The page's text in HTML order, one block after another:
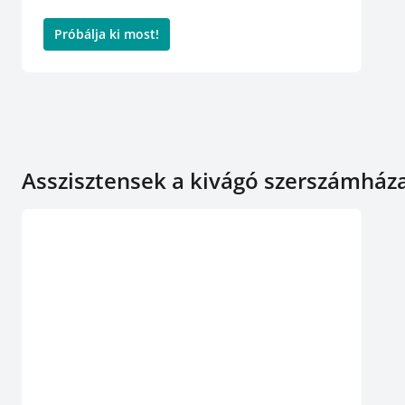
Próbálja ki most!
Asszisztensek a kivágó